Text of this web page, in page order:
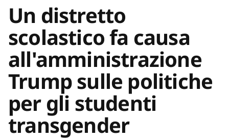
Un distretto
scolastico fa causa
all'amministrazione
Trump sulle politiche
per gli studenti
transgender